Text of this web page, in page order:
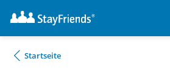
Startseite